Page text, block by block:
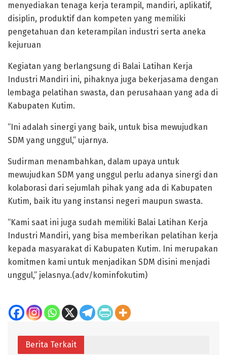
menyediakan tenaga kerja terampil, mandiri, aplikatif,
disiplin, produktif dan kompeten yang memiliki
pengetahuan dan keterampilan industri serta aneka
kejuruan
Kegiatan yang berlangsung di Balai Latihan Kerja
Industri Mandiri ini, pihaknya juga bekerjasama dengan
lembaga pelatihan swasta, dan perusahaan yang ada di
Kabupaten Kutim.
“Ini adalah sinergi yang baik, untuk bisa mewujudkan
SDM yang unggul,” ujarnya.
Sudirman menambahkan, dalam upaya untuk
mewujudkan SDM yang unggul perlu adanya sinergi dan
kolaborasi dari sejumlah pihak yang ada di Kabupaten
Kutim, baik itu yang instansi negeri maupun swasta.
“Kami saat ini juga sudah memiliki Balai Latihan Kerja
Industri Mandiri, yang bisa memberikan pelatihan kerja
kepada masyarakat di Kabupaten Kutim. Ini merupakan
komitmen kami untuk menjadikan SDM disini menjadi
unggul,” jelasnya.(adv/kominfokutim)
Berita Terkait